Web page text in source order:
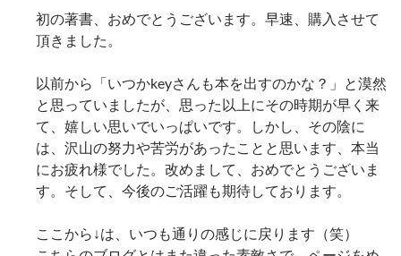
初の著書、おめでとうございます。早速、購入させて
頂きました。
以前から「いつかkeyさんも本を出すのかな？」と漠然
と思っていましたが、思った以上にその時期が早く来
て、嬉しい思いでいっぱいです。しかし、その陰に
は、沢山の努力や苦労があったことと思います、本当
にお疲れ様でした。改めまして、おめでとうございま
す。そして、今後のご活躍も期待しております。
ここから↓は、いつも通りの感じに戻ります（笑）